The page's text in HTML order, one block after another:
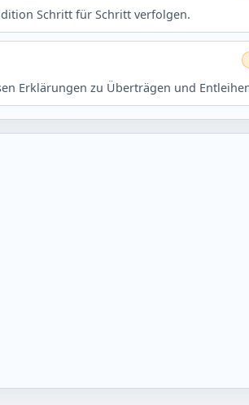
Schritt für Schritt verfolgen.
Erklärungen zu Überträgen und